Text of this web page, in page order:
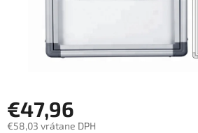
€47,96
€58,03 vrátane DPH